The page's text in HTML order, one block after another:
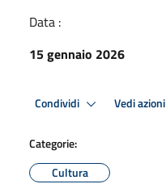
Data :
15 gennaio 2026
Condividi Vedi azioni
Categorie:
Cultura